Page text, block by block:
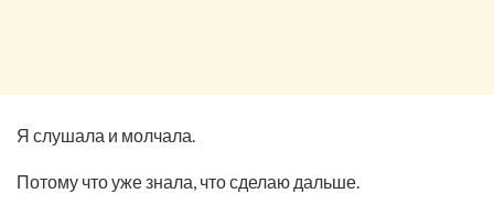
Я слушала и молчала.
Потому что уже знала, что сделаю дальше.